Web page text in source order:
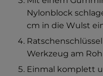
Nylonblock
cm in die Wulst
Werkzeug am
Einmal komplett